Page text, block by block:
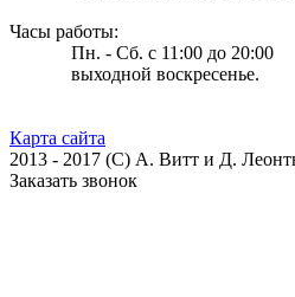
Часы работы:
Пн. - Сб. с 11:00 до 20:00
выходной воскресенье.
Карта сайта
2013 - 2017 (С) А. Витт и Д.
Заказать звонок